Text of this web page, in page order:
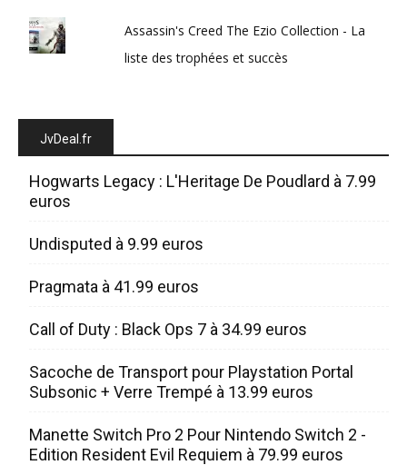
Assassin's Creed The Ezio Collection - La
liste des trophées et succès
JvDeal.fr
Hogwarts Legacy : L'Heritage De Poudlard à 7.99
euros
Undisputed à 9.99 euros
Pragmata à 41.99 euros
Call of Duty : Black Ops 7 à 34.99 euros
Sacoche de Transport pour Playstation Portal
Subsonic + Verre Trempé à 13.99 euros
Manette Switch Pro 2 Pour Nintendo Switch 2 -
Edition Resident Evil Requiem à 79.99 euros